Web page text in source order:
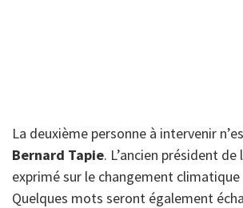
La deuxième personne à intervenir
Bernard Tapie. L’ancien président de
exprimé sur le changement climatique
Quelques mots seront également